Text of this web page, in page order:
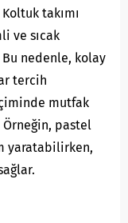
takımı
ve sıcak
nedenle, kolay
tercih
mutfak
pastel
yaratabilirken,